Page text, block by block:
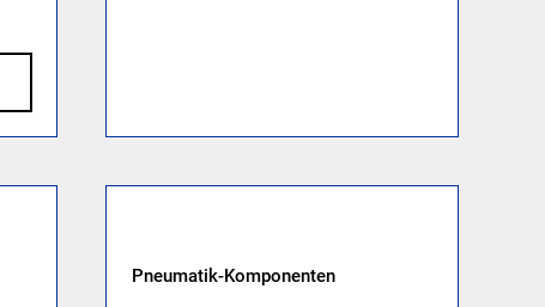
Pneumatik-Komponenten